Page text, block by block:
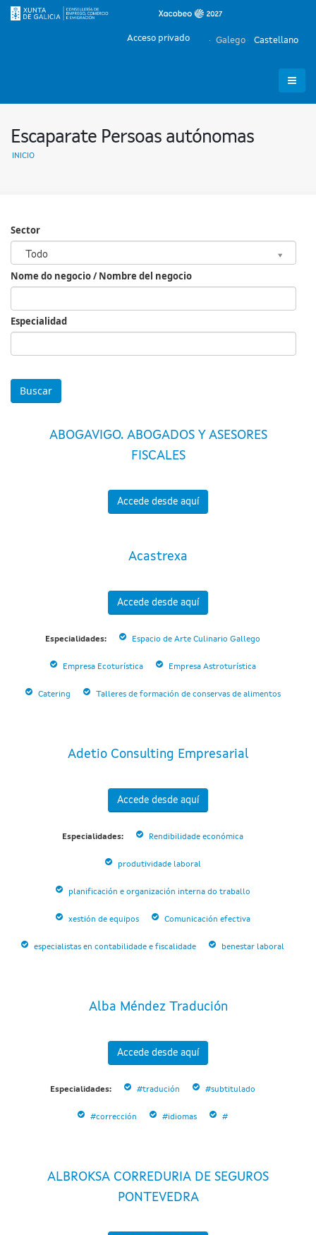
Galego Castellano
Acceso privado
Escaparate Persoas autónomas
INICIO
Sector
Todo
Sector
Nome do negocio / Nombre del negocio
Especialidad
ABOGAVIGO. ABOGADOS Y ASESORES
FISCALES
Accede desde aquí
Acastrexa
Accede desde aquí
Especialidades: Espacio de Arte Culinario Gallego
Empresa Ecoturística Empresa Astroturística
Catering Talleres de formación de conservas de alimentos
Adetio Consulting Empresarial
Accede desde aquí
Especialidades: Rendibilidade económica
produtividade laboral
planificación e organización interna do traballo
xestión de equipos Comunicación efectiva
especialistas en contabilidade e fiscalidade benestar laboral
Alba Méndez Tradución
Accede desde aquí
Especialidades: #tradución #subtitulado
#corrección #idiomas #
ALBROKSA CORREDURIA DE SEGUROS
PONTEVEDRA